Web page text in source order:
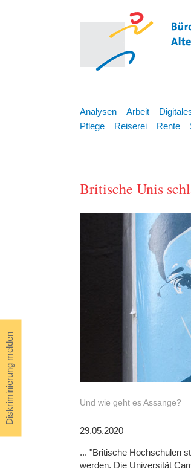
Diskriminierung melden
Analysen Arbeit
Pflege
Reiserei Rente
Britische Unis
Und wie geht es Assange?
29.05.2020
... "Britische Hochschulen
werden. Die Universität